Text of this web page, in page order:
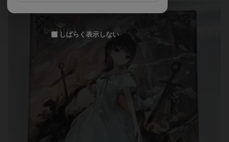
しばらく表示しない